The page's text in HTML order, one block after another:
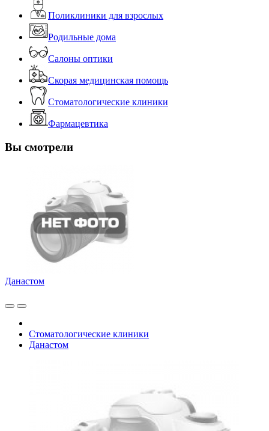
Поликлиники для взрослых
Родильные дома
Салоны оптики
Скорая медицинская помощь
Стоматологические клиники
Фармацевтика
Вы смотрели
Данастом
Стоматологические клиники
Данастом